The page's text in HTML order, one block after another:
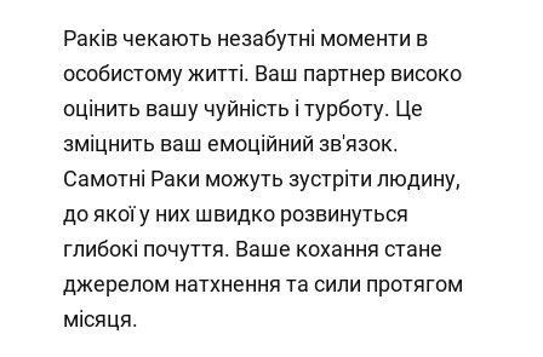
Раків чекають незабутні моменти в
особистому житті. Ваш партнер високо
оцінить вашу чуйність і турботу. Це
зміцнить ваш емоційний зв'язок.
Самотні Раки можуть зустріти людину,
до якої у них швидко розвинуться
глибокі почуття. Ваше кохання стане
джерелом натхнення та сили протягом
місяця.